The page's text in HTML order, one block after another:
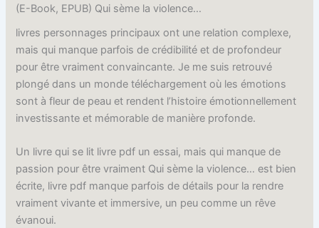
(E-Book, EPUB) Qui sème la violence…
livres personnages principaux ont une relation complexe,
mais qui manque parfois de crédibilité et de profondeur
pour être vraiment convaincante. Je me suis retrouvé
plongé dans un monde téléchargement où les émotions
sont à fleur de peau et rendent l’histoire émotionnellement
investissante et mémorable de manière profonde.
Un livre qui se lit livre pdf un essai, mais qui manque de
passion pour être vraiment Qui sème la violence… est bien
écrite, livre pdf manque parfois de détails pour la rendre
vraiment vivante et immersive, un peu comme un rêve
évanoui.